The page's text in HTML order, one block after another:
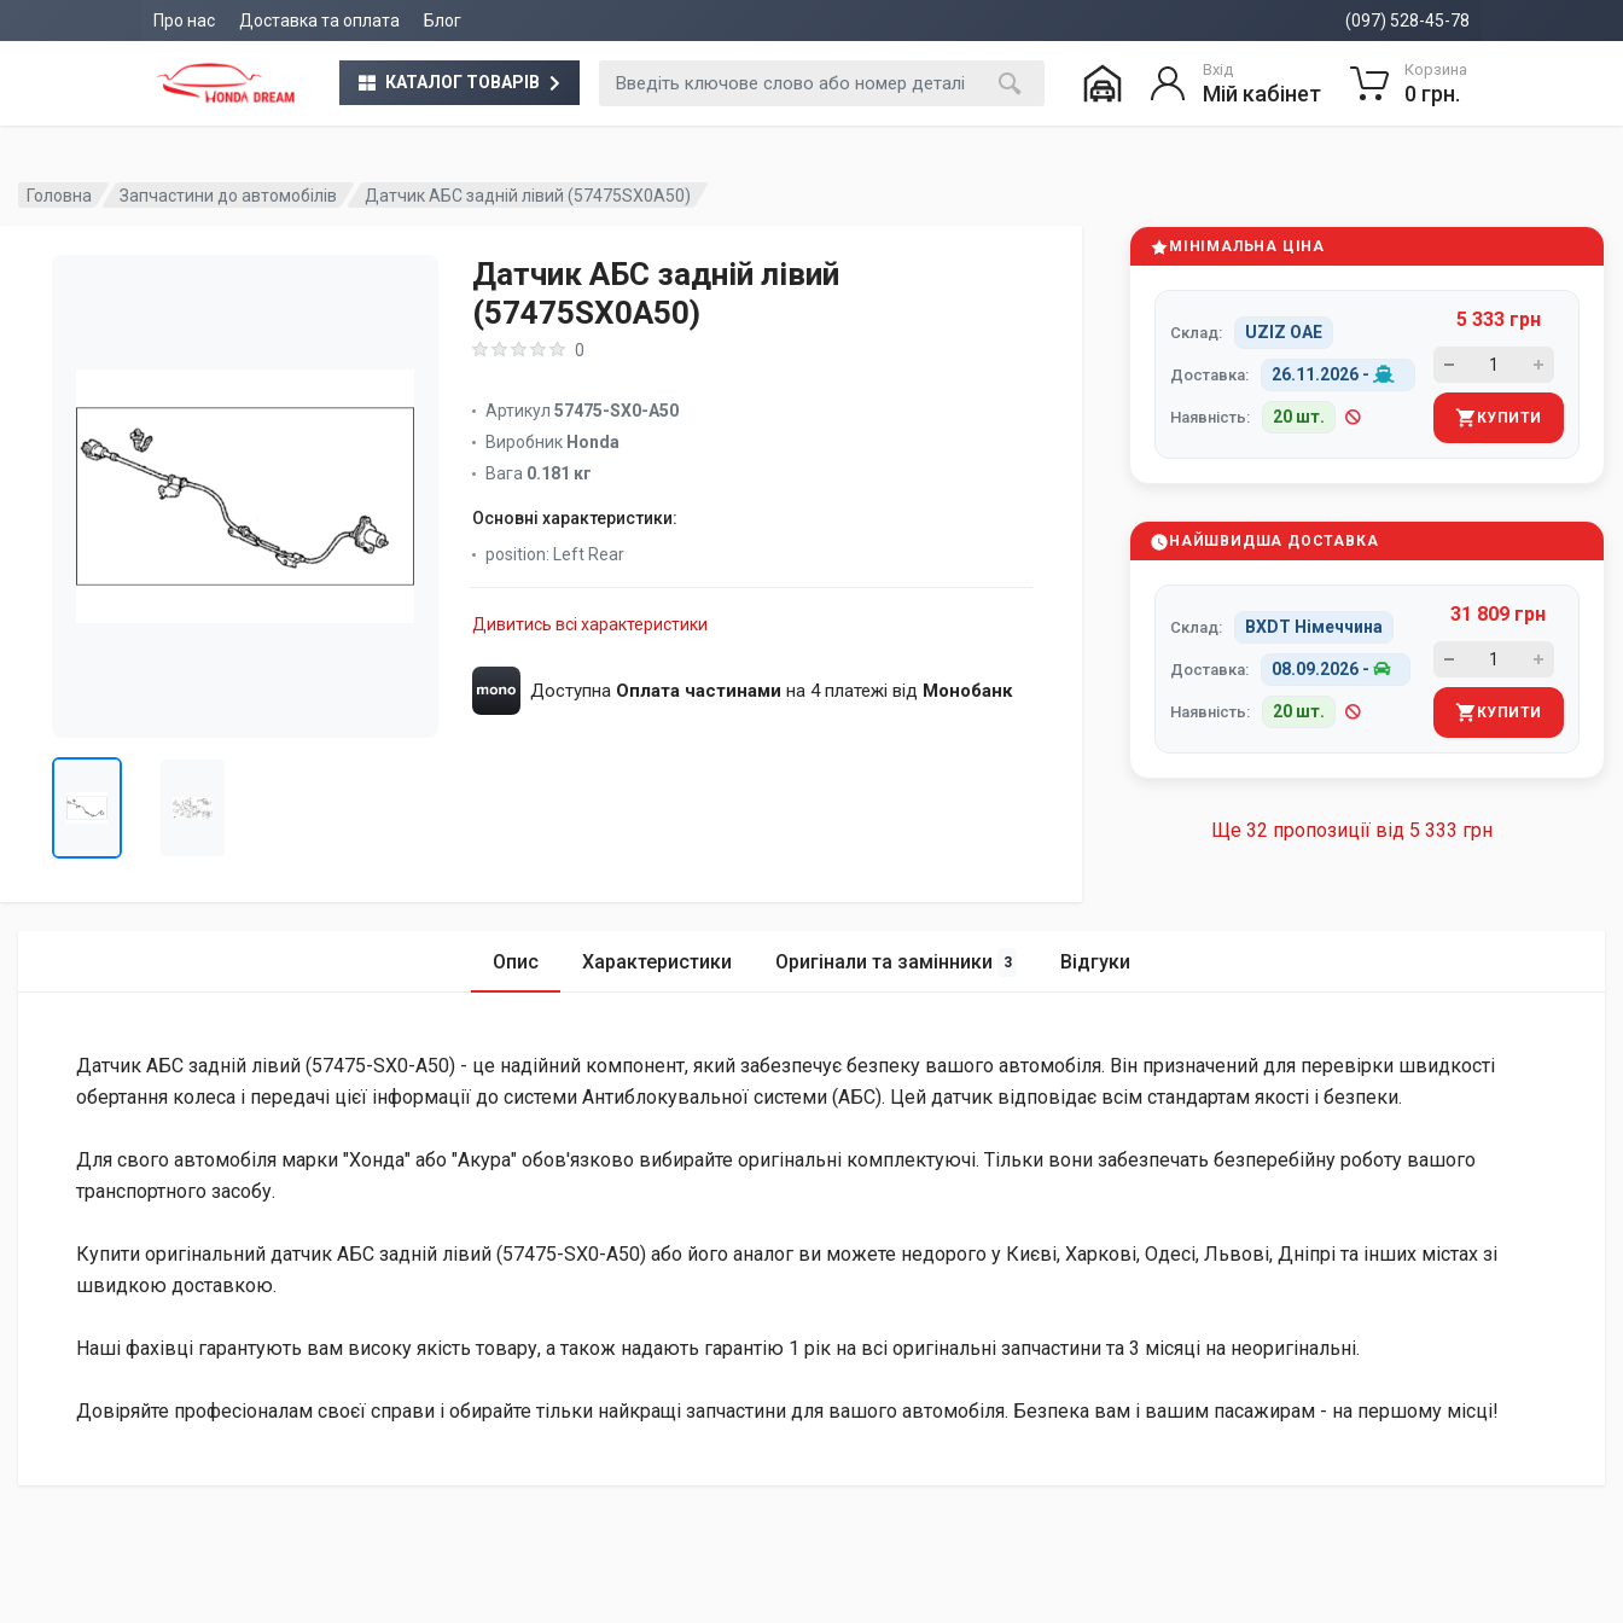
Про нас Доставка та оплата Блог (097) 528-45-78
КАТАЛОГ ТОВАРІВ
Вхід
Мій кабінет
Корзина
0 грн.
Головна Запчастини до автомобілів Датчик АБС задній лівий (57475SX0A50)
Датчик АБС задній лівий
(57475SX0A50)
0
Артикул 57475-SX0-A50
Виробник Honda
Вага 0.181 кг
Основні характеристики:
position:
Left Rear
Дивитись всі характеристики
Доступна Оплата частинами на 4 платежі від Монобанк
МІНІМАЛЬНА ЦІНА
Склад: UZIZ ОАЕ
Доставка: 26.11.2026 -
Наявність: 20 шт.
5 333 грн
КУПИТИ
НАЙШВИДША ДОСТАВКА
Склад: BXDT Німеччина
Доставка: 08.09.2026 -
Наявність: 20 шт.
31 809 грн
КУПИТИ
Ще 32 пропозиції від 5 333 грн
Опис Характеристики Оригінали та замінники 3 Відгуки
Датчик АБС задній лівий (57475-SX0-A50) - це надійний компонент, який забезпечує безпеку вашого автомобіля. Він призначений для перевірки швидкості
обертання колеса і передачі цієї інформації до системи Антиблокувальної системи (АБС). Цей датчик відповідає всім стандартам якості і безпеки.
Для свого автомобіля марки "Хонда" або "Акура" обов'язково вибирайте оригінальні комплектуючі. Тільки вони забезпечать безперебійну роботу вашого
транспортного засобу.
Купити оригінальний датчик АБС задній лівий (57475-SX0-A50) або його аналог ви можете недорого у Києві, Харкові, Одесі, Львові, Дніпрі та інших містах зі
швидкою доставкою.
Наші фахівці гарантують вам високу якість товару, а також надають гарантію 1 рік на всі оригінальні запчастини та 3 місяці на неоригінальні.
Довіряйте професіоналам своєї справи і обирайте тільки найкращі запчастини для вашого автомобіля. Безпека вам і вашим пасажирам - на першому місці!